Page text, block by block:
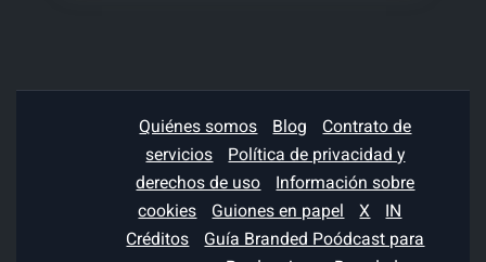
Quiénes somos Blog
Contrato de
servicios Política de privacidad y
derechos de uso Información sobre
cookies Guiones en papel X IN
Créditos Guía Branded Poódcast para